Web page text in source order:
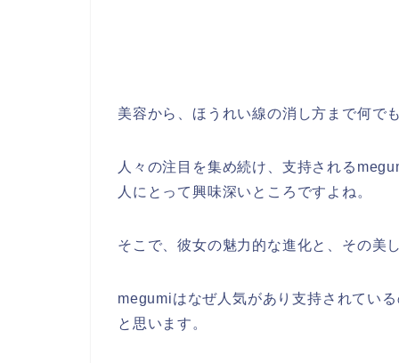
美容から、ほうれい線の消し方まで何で
人々の注目を集め続け、支持される
人にとって興味深いところですよね。
そこで、彼女の魅力的な進化と、その美
megumiはなぜ人気があり支持されてい
と思います。